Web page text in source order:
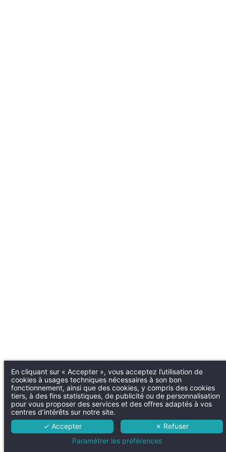
En cliquant sur « Accepter », vous acceptez l’utilisation de
cookies à usages techniques nécessaires à son bon
fonctionnement, ainsi que des cookies, y compris des cookies
tiers, à des fins statistiques, de publicité ou de personnalisation
pour vous proposer des services et des offres adaptés à vos
centres d’intérêts sur notre site.
✓ Accepter
✗ Refuser
Paramétrer les préférences